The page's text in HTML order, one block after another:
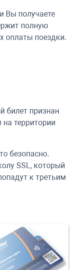
Вы получаете
полную
оплаты поездки.
билет признан
территории
безопасно.
SSL, который
к третьим